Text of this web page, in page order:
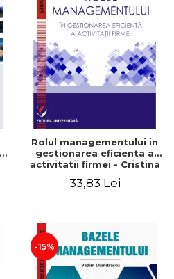
Rolul managementului in
gestionarea eficienta a
activitatii firmei - Cristina
Gabriel Nastase, Mihaela-
33,83 Lei
-15%